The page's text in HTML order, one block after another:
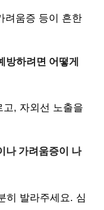
려움증 등이 흔한
방하려면 어떻게
, 자외선 노출을
나 가려움증이 나
히 발라주세요. 심